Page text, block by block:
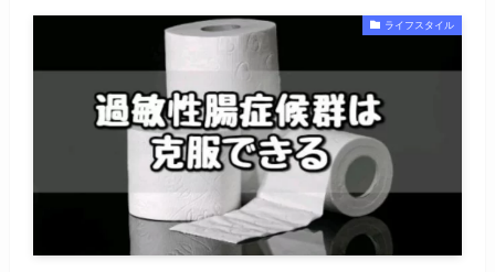
ライフスタイル